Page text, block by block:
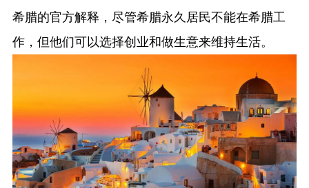
希腊的官方解释，尽管希腊永久居民不能在希腊工
作，但他们可以选择创业和做生意来维持生活。